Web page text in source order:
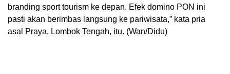
branding sport tourism ke depan. Efek domino PON ini
pasti akan berimbas langsung ke pariwisata,” kata pria
asal Praya, Lombok Tengah, itu. (Wan/Didu)